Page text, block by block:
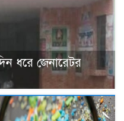
ধরে জেনারেটর